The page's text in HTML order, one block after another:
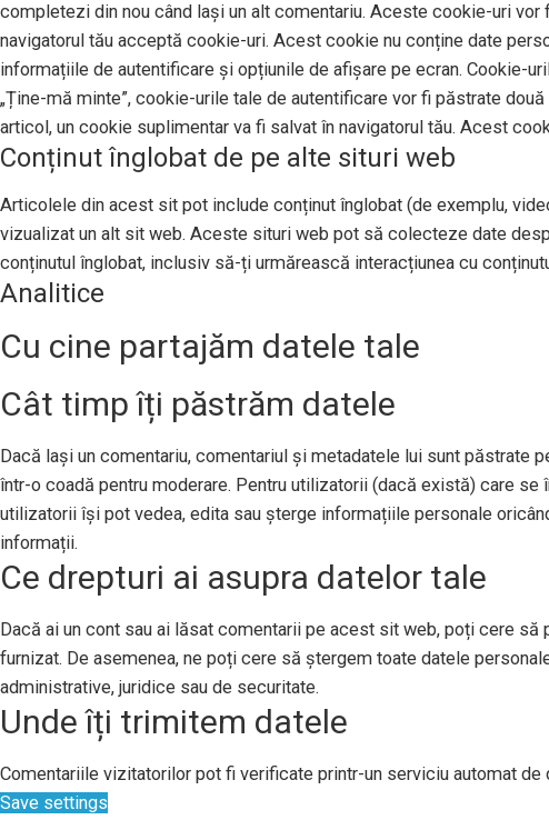
completezi din nou când lași un alt comentariu. Aceste cookie-uri
navigatorul tău acceptă cookie-uri. Acest cookie nu conține date
informațiile de autentificare și opțiunile de afișare pe ecran. Cookie-
„Ține-mă minte”, cookie-urile tale de autentificare vor fi păstrate
articol, un cookie suplimentar va fi salvat în navigatorul tău. Acest
Conținut înglobat de pe alte situri web
Articolele din acest sit pot include conținut înglobat (de exemplu,
vizualizat un alt sit web. Aceste situri web pot să colecteze date
conținutul înglobat, inclusiv să-ți urmărească interacțiunea cu
Analitice
Cu cine partajăm datele tale
Cât timp îți păstrăm datele
Dacă lași un comentariu, comentariul și metadatele lui sunt păstrate
într-o coadă pentru moderare. Pentru utilizatorii (dacă există) care
utilizatorii își pot vedea, edita sau șterge informațiile personale
informații.
Ce drepturi ai asupra datelor tale
Dacă ai un cont sau ai lăsat comentarii pe acest sit web, poți cere
furnizat. De asemenea, ne poți cere să ștergem toate datele
administrative, juridice sau de securitate.
Unde îți trimitem datele
Comentariile vizitatorilor pot fi verificate printr-un serviciu automat de
Save settings